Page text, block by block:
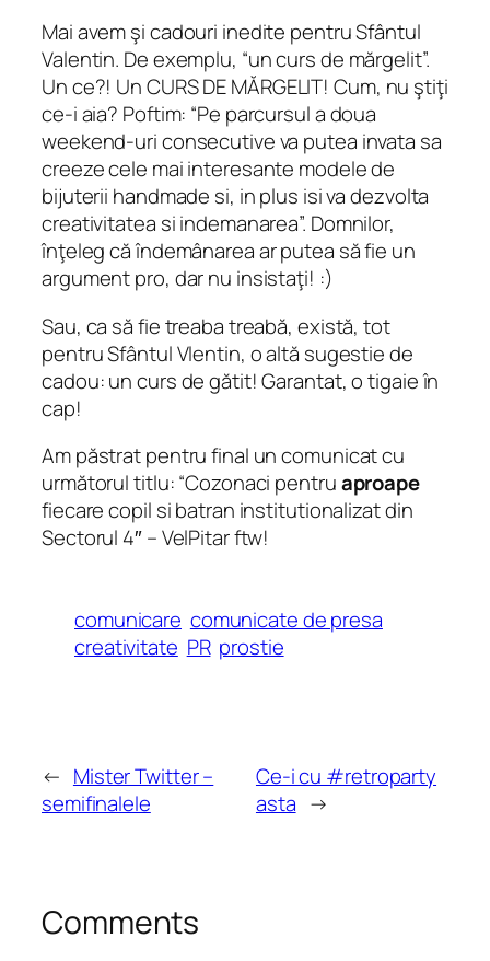
Mai avem şi cadouri inedite pentru Sfântul
Valentin. De exemplu, “un curs de mărgelit”.
Un ce?! Un CURS DE MĂRGELIT! Cum, nu ştiţi
ce-i aia? Poftim: “Pe parcursul a doua
weekend-uri consecutive va putea invata sa
creeze cele mai interesante modele de
bijuterii handmade si, in plus isi va dezvolta
creativitatea si indemanarea”. Domnilor,
înţeleg că îndemânarea ar putea să fie un
argument pro, dar nu insistaţi! :)
Sau, ca să fie treaba treabă, există, tot
pentru Sfântul Vlentin, o altă sugestie de
cadou: un curs de gătit! Garantat, o tigaie în
cap!
Am păstrat pentru final un comunicat cu
următorul titlu: “Cozonaci pentruaproape
fiecare copil si batran institutionalizat din
Sectorul 4″ – VelPitar ftw!
comunicare comunicate de presa
creativitate PR prostie
← Mister Twitter –
semifinalele
Ce-i cu #retroparty
asta →
Comments